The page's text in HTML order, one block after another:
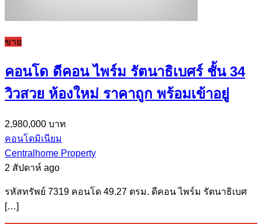
ขาย
คอนโด ดีคอน ไพร์ม รัตนาธิเบศร์ ชั้น 34
วิวสวย ห้องใหม่ ราคาถูก พร้อมเข้าอยู่
2,980,000 บาท
คอนโดมิเนียม
Centralhome Property
2 สัปดาห์ ago
รหัสทรัพย์ 7319 คอนโด 49.27 ตรม. ดีคอน ไพร์ม รัตนาธิเบศ
[…]